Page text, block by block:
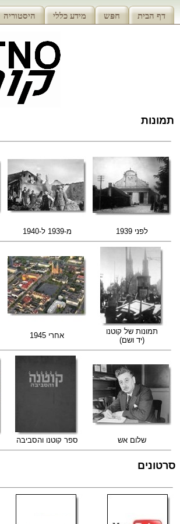
דף הבית חפּש מידע כללי היסטוריה
תמונות
לפני 1939 מ-1939 ל-1940
תמונות של קוטנו
(יד ושם)
אחרי 1945
שלום אש ספר קוטנו והסביבה
סרטונים